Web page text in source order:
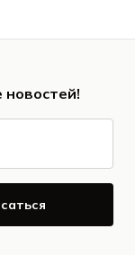
новостей!